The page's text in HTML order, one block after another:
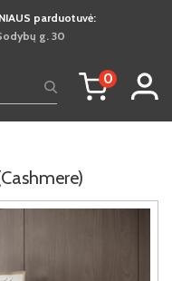
parduotuvė:
g. 30
0